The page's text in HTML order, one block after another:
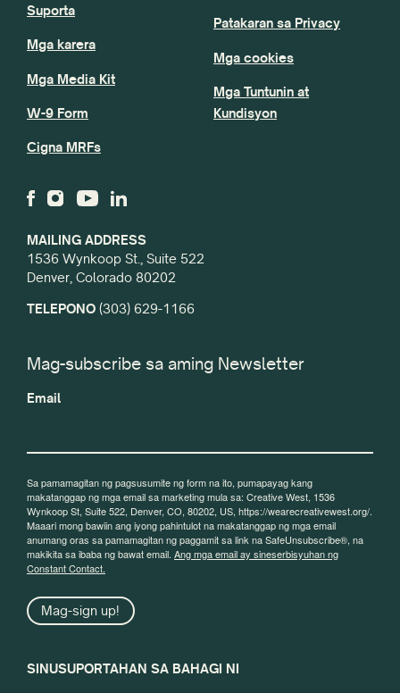
MAILING ADDRESS
1536 Wynkoop St., Suite 522
Denver, Colorado 80202
TELEPONO (303) 629-1166
Suporta
Mga karera
Mga Media Kit
W-9 Form
Cigna MRFs
Patakaran sa Privacy
Mga cookies
Mga Tuntunin at
Kundisyon
Mag-subscribe sa aming Newsletter
Email
Sa pamamagitan ng pagsusumite ng form na ito, pumapayag kang
makatanggap ng mga email sa marketing mula sa: Creative West, 1536
Wynkoop St, Suite 522, Denver, CO, 80202, US, https://wearecreativewest.org/.
Maaari mong bawiin ang iyong pahintulot na makatanggap ng mga email
anumang oras sa pamamagitan ng paggamit sa link na SafeUnsubscribe®, na
makikita sa ibaba ng bawat email. Ang mga email ay sineserbisyuhan ng
Constant Contact.
Mag-sign up!
SINUSUPORTAHAN SA BAHAGI NI